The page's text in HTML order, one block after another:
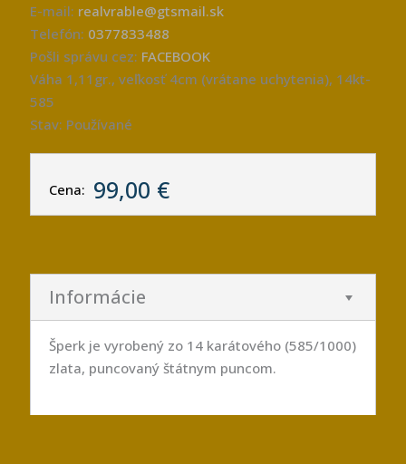
E-mail: realvrable@gtsmail.sk
Telefón: 0377833488
Pošli správu cez: FACEBOOK
Váha 1,11gr., veľkosť 4cm (vrátane uchytenia), 14kt-
585
Stav: Používané
Cena: 99,00 €
Informácie
Šperk je vyrobený zo 14 karátového (585/1000)
zlata, puncovaný štátnym puncom.